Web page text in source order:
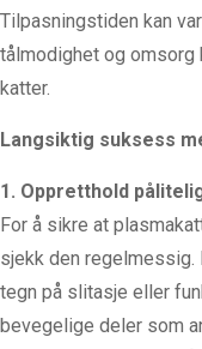
Tilpasningstiden kan
tålmodighet og omsorg
katter.
Langsiktig suksess
1. Oppretthold
For å sikre at
sjekk den
tegn på slitasje eller
bevegelige deler som